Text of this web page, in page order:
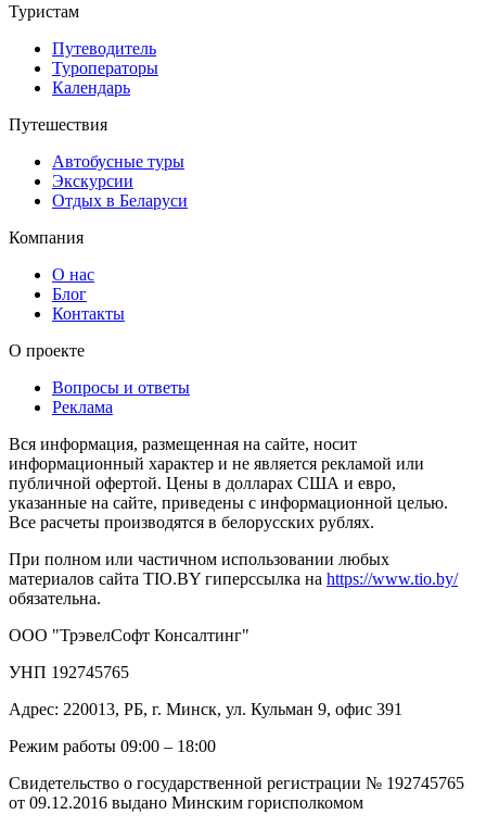
Туристам
Путеводитель
Туроператоры
Календарь
Путешествия
Автобусные туры
Экскурсии
Отдых в Беларуси
Компания
О нас
Блог
Контакты
О проекте
Вопросы и ответы
Реклама
Вся информация, размещенная на сайте, носит
информационный характер и не является рекламой или
публичной офертой. Цены в долларах США и евро,
указанные на сайте, приведены с информационной целью.
Все расчеты производятся в белорусских рублях.
При полном или частичном использовании любых
материалов сайта TIO.BY гиперссылка на https://www.tio.by/
обязательна.
ООО "ТрэвелСофт Консалтинг"
УНП 192745765
Адрес: 220013, РБ, г. Минск, ул. Кульман 9, офис 391
Режим работы 09:00 – 18:00
Свидетельство о государственной регистрации № 192745765
от 09.12.2016 выдано Минским горисполкомом